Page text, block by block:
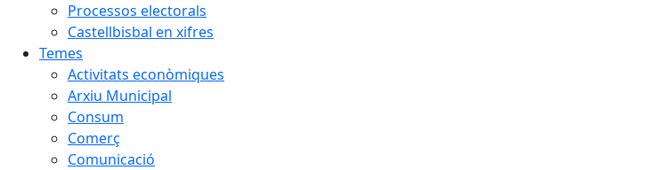
Processos electorals
Castellbisbal en xifres
Temes
Activitats econòmiques
Arxiu Municipal
Consum
Comerç
Comunicació